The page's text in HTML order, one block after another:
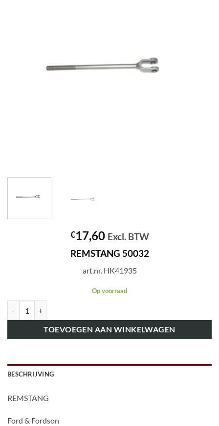
€17,60 Excl. BTW
REMSTANG 50032
art.nr. HK41935
Op voorraad
TOEVOEGEN AAN WINKELWAGEN
BESCHRIJVING
REMSTANG
Ford & Fordson